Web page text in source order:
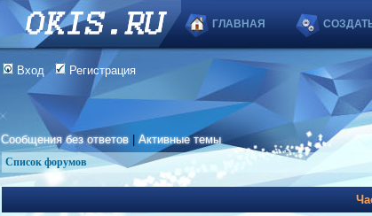
ГЛАВНАЯ
Вход Регистрация
Сообщения без ответов |Активные темы
Список форумов